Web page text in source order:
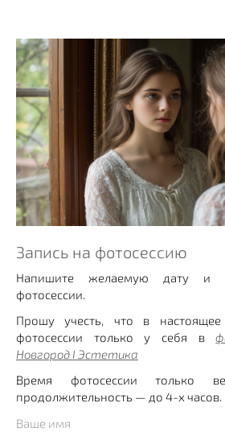
Запись на фотосессию
Напишите желаемую дату и
фотосессии.
Прошу учесть, что в
фотосессии только у себя в
Новгород I Эстетика
Время фотосессии только
продолжительность — до 4-х часов.